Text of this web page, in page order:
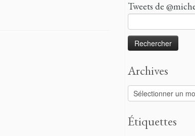
Tweets de
Archives
Archives
Étiquettes